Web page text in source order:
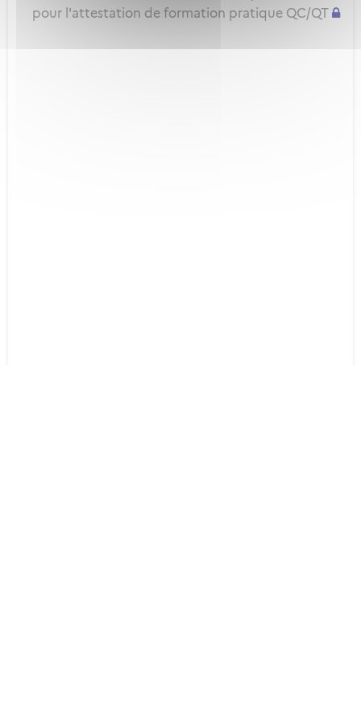
pour l'attestation de formation pratique QC/QT